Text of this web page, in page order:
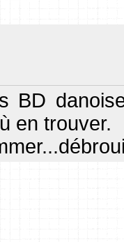
BD
en trouver.